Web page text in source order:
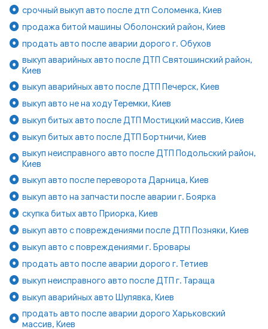
срочный выкуп авто после дтп Соломенка, Киев
продажа битой машины Оболонский район, Киев
продать авто после аварии дорого г. Обухов
выкуп аварийных авто после ДТП Святошинский район,
Киев
выкуп аварийных авто после ДТП Печерск, Киев
выкуп авто не на ходу Теремки, Киев
выкуп битых авто после ДТП Мостицкий массив, Киев
выкуп битых авто после ДТП Бортничи, Киев
выкуп неисправного авто после ДТП Подольский район,
Киев
выкуп авто после переворота Дарница, Киев
выкуп авто на запчасти после аварии г. Боярка
скупка битых авто Приорка, Киев
выкуп авто с повреждениями после ДТП Позняки, Киев
выкуп авто с повреждениями г. Бровары
продать авто после аварии дорого г. Тетиев
выкуп неисправного авто после ДТП г. Тараща
выкуп аварийных авто Шулявка, Киев
продать авто после аварии дорого Харьковский
массив, Киев